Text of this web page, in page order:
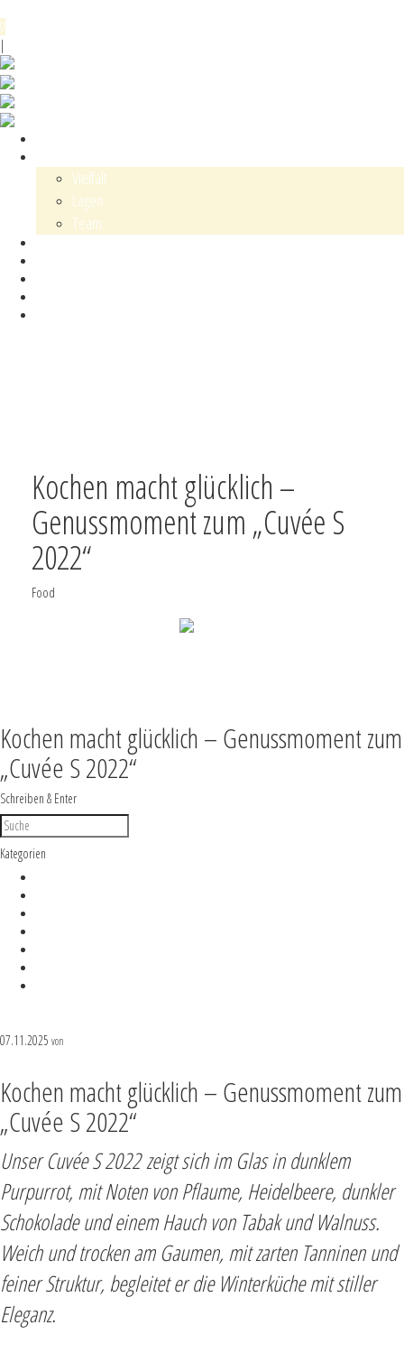
0
|
Vielfalt
Lagen
Team
Kochen macht glücklich –
Genussmoment zum „Cuvée S
2022“
Food
Kochen macht glücklich – Genussmoment zum
„Cuvée S 2022“
Schreiben & Enter
Kategorien
07.11.2025 von
Kochen macht glücklich – Genussmoment zum
„Cuvée S 2022“
UnserCuvée S 2022zeigt sich im Glas in dunklem
Purpurrot, mit Noten von Pflaume, Heidelbeere, dunkler
Schokolade und einem Hauch von Tabak und Walnuss.
Weich und trocken am Gaumen, mit zarten Tanninen und
feiner Struktur, begleitet er die Winterküche mit stiller
Eleganz.